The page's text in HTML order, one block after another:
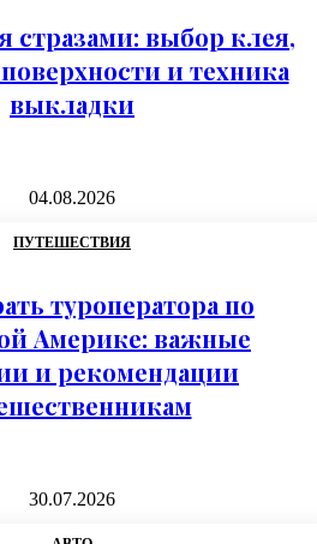
стразами: выбор клея,
и техника
выкладки
04.08.2026
ПУТЕШЕСТВИЯ
туроператора по
Америке: важные
и рекомендации
30.07.2026